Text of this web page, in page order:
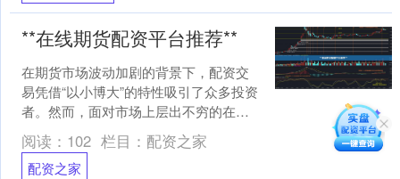
**在线期货配资平台推荐**
在期货市场波动加剧的背景下，配资交
易凭借“以小博大”的特性吸引了众多投资
者。然而，面对市场上层出不穷的在线
期货配资平台，如何选择一家安全、合
规且服务优质的平台，....
阅读： 102 栏目： 配资之家
配资之家